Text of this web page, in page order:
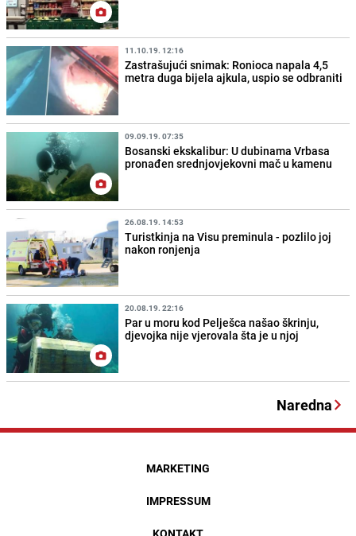
11.10.19. 12:16
Zastrašujući snimak: Ronioca napala 4,5
metra duga bijela ajkula, uspio se odbraniti
09.09.19. 07:35
Bosanski ekskalibur: U dubinama Vrbasa
pronađen srednjovjekovni mač u kamenu
26.08.19. 14:53
Turistkinja na Visu preminula - pozlilo joj
nakon ronjenja
20.08.19. 22:16
Par u moru kod Pelješca našao škrinju,
djevojka nije vjerovala šta je u njoj
Naredna
MARKETING
IMPRESSUM